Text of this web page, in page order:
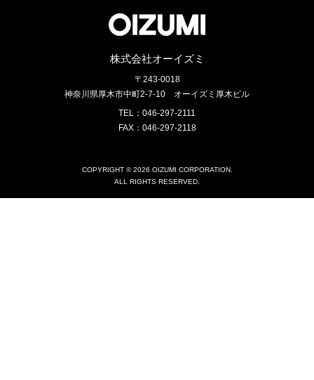
株式会社オーイズミ
〒243-0018
神奈川県厚木市中町2-7-10 オーイズミ厚木ビル
TEL：046-297-2111
FAX：046-297-2118
COPYRIGHT © 2026 OIZUMI CORPORATION.
ALL RIGHTS RESERVED.